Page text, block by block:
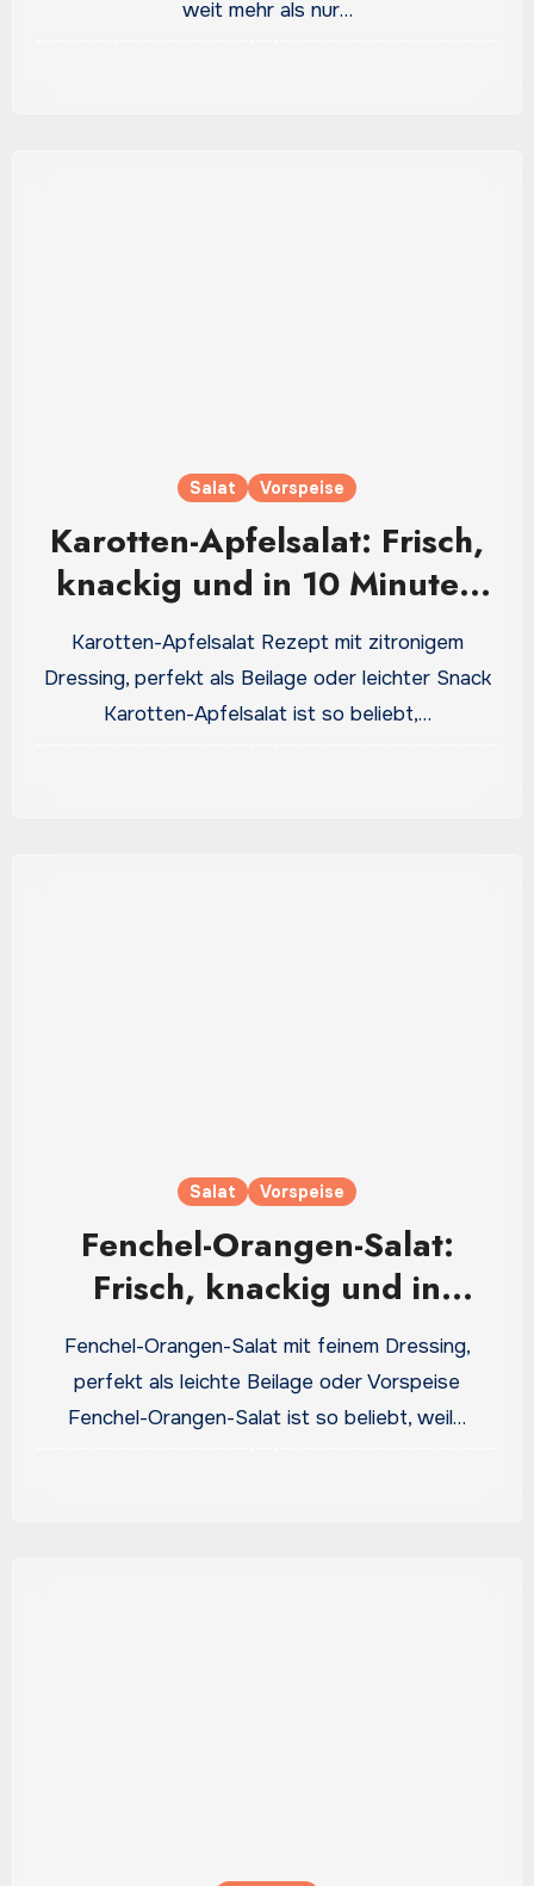
weit mehr als nur…
Salat Vorspeise
Karotten-Apfelsalat: Frisch,
knackig und in 10 Minuten
fertig
Karotten-Apfelsalat Rezept mit zitronigem
Dressing, perfekt als Beilage oder leichter Snack
Karotten-Apfelsalat ist so beliebt,…
Salat Vorspeise
Fenchel-Orangen-Salat:
Frisch, knackig und in
Minuten gemacht
Fenchel-Orangen-Salat mit feinem Dressing,
perfekt als leichte Beilage oder Vorspeise
Fenchel-Orangen-Salat ist so beliebt, weil…